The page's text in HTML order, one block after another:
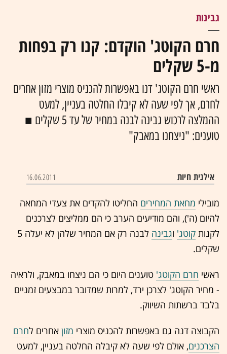
גבינות
חרם הקוטג' הוקדם: קנו רק בפחות
מ-5 שקלים
ראשי חרם הקוטג' דנו באפשרות להכניס מוצרי מזון אחרים
לחרם, אך לפי שעה לא קיבלו החלטה בעניין, למעט
ההמלצה לרכוש גבינה לבנה במחיר של עד 5 שקלים ■
טוענים: "ניצחנו במאבק"
אילנית חיות 16.06.2011
מובילי מחאת המחירים החליטו להקדים את צעדי המחאה
להיום (ה'), והם מודיעים הערב כי הם ממליצים לצרכנים
לקנות קוטג' וגבינה
לבנה רק אם המחיר שלהן לא יעלה 5
שקלים.
ראשי חרם הקוטג' טוענים היום כי הם ניצחו במאבק, ולראיה
- מחיר הקוטג' לצרכן ירד, למרות שמדובר במבצעים זמניים
בלבד ברשתות השיווק.
הקבוצה דנה גם באפשרות להכניס מוצרי מזון אחרים לחרם
הצרכנים, אולם לפי שעה לא קיבלה החלטה בעניין, למעט